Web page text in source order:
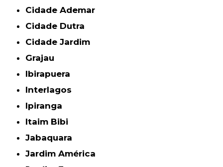
Cidade Ademar
Cidade Dutra
Cidade Jardim
Grajau
Ibirapuera
Interlagos
Ipiranga
Itaim Bibi
Jabaquara
Jardim América